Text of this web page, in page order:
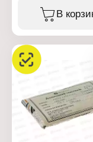
наволочек
Размер: 50х70 см
Материал: поплин
Состав ткани:
хлопок
Плотность ткани:
В